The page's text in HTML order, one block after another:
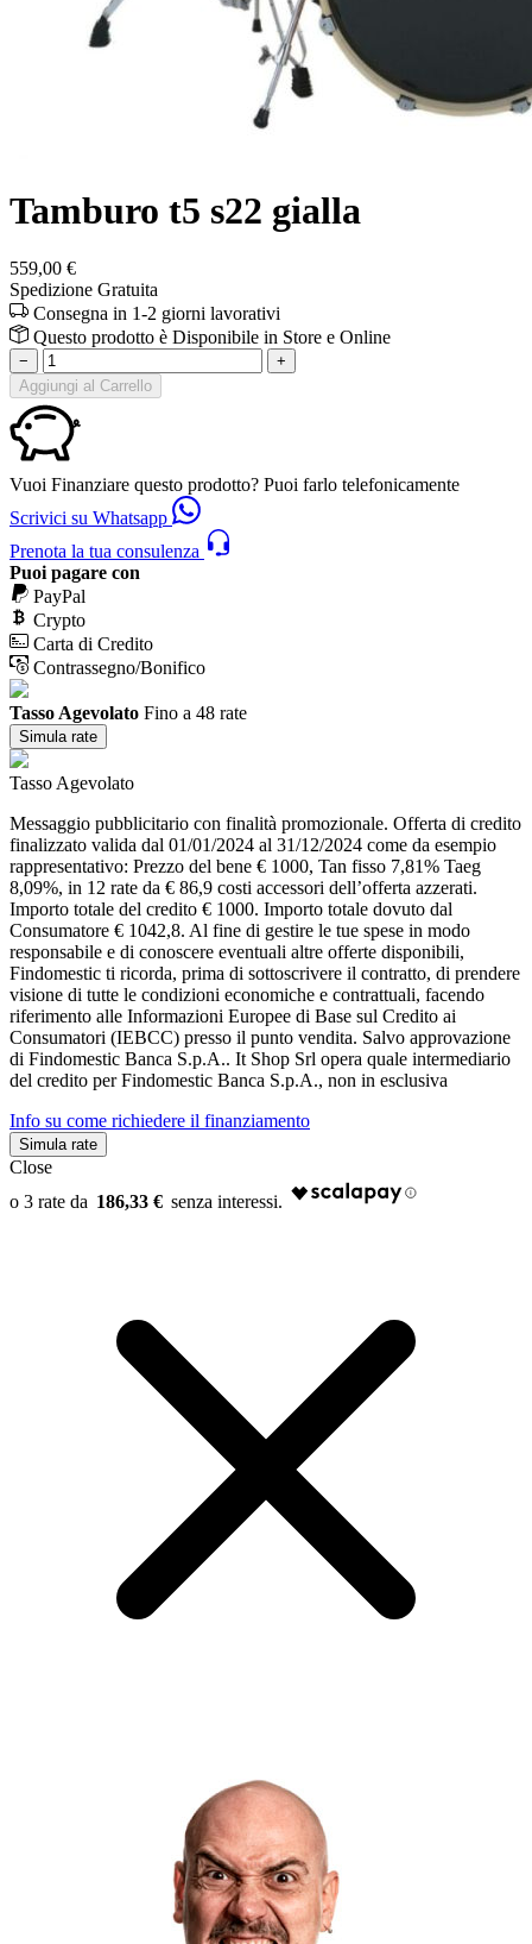
Tamburo t5 s22 gialla
559,00 €
Spedizione Gratuita
Consegna in 1-2 giorni lavorativi
Questo prodotto è Disponibile in Store e Online
−
+
Aggiungi al Carrello
Vuoi Finanziare questo prodotto? Puoi farlo telefonicamente
Scrivici su Whatsapp
Prenota la tua consulenza
Puoi pagare con
PayPal
Crypto
Carta di Credito
Contrassegno/Bonifico
Tasso Agevolato Fino a 48 rate
Simula rate
Tasso Agevolato
Messaggio pubblicitario con finalità promozionale. Offerta di credito
finalizzato valida dal 01/01/2024 al 31/12/2024 come da esempio
rappresentativo: Prezzo del bene € 1000, Tan fisso 7,81% Taeg
8,09%, in 12 rate da € 86,9 costi accessori dell’offerta azzerati.
Importo totale del credito € 1000. Importo totale dovuto dal
Consumatore € 1042,8. Al fine di gestire le tue spese in modo
responsabile e di conoscere eventuali altre offerte disponibili,
Findomestic ti ricorda, prima di sottoscrivere il contratto, di prendere
visione di tutte le condizioni economiche e contrattuali, facendo
riferimento alle Informazioni Europee di Base sul Credito ai
Consumatori (IEBCC) presso il punto vendita. Salvo approvazione
di Findomestic Banca S.p.A.. It Shop Srl opera quale intermediario
del credito per Findomestic Banca S.p.A., non in esclusiva
Info su come richiedere il finanziamento
Simula rate
Close
186,33 €